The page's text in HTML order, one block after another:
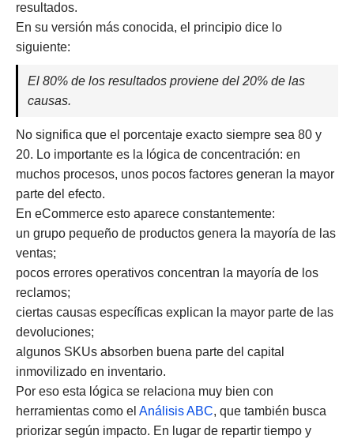
resultados.
En su versión más conocida, el principio dice lo
siguiente:
El 80% de los resultados proviene del 20% de las
causas.
No significa que el porcentaje exacto siempre sea 80 y
20. Lo importante es la lógica de concentración: en
muchos procesos, unos pocos factores generan la mayor
parte del efecto.
En eCommerce esto aparece constantemente:
un grupo pequeño de productos genera la mayoría de las
ventas;
pocos errores operativos concentran la mayoría de los
reclamos;
ciertas causas específicas explican la mayor parte de las
devoluciones;
algunos SKUs absorben buena parte del capital
inmovilizado en inventario.
Por eso esta lógica se relaciona muy bien con
herramientas como el Análisis ABC, que también busca
priorizar según impacto. En lugar de repartir tiempo y